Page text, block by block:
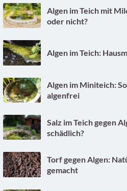
Algen im Teich mit
oder nicht?
Algen im Teich:
Algen im Miniteich:
algenfrei
Salz im Teich gegen
schädlich?
Torf gegen Algen:
gemacht